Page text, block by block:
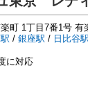
町 1丁目7番1号 有
/ 銀座駅 / 日比谷駅
に対応